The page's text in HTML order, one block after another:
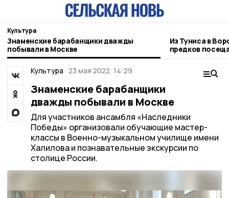
Культура
Знаменские барабанщики дважды
побывали в Москве
Из Туниса в
предков
зарубежья
Культура 23 мая 2022, 14:29
Знаменские барабанщики
дважды побывали в Москве
Для участников ансамбля «Наследники
Победы» организовали обучающие мастер-
классы в Военно-музыкальном училище имени
Халилова и познавательные экскурсии по
столице России.